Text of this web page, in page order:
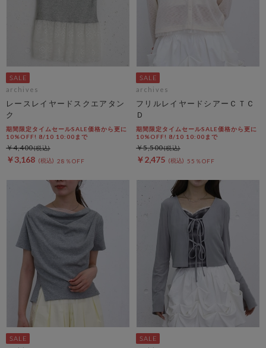
archives
レースレイヤードスクエアタン
ク
期間限定タイムセールSALE価格から更に
10%OFF! 8/10 10:00まで
￥3,168 28％OFF
￥4,400
archives
フリルレイヤードシアーＣＴＣ
Ｄ
期間限定タイムセールSALE価格から更に
10%OFF! 8/10 10:00まで
￥2,475 55％OFF
￥5,500